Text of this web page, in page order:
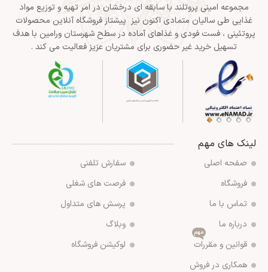
مجموعه امینی پروتلند با سابقه ای درخشان در امر تهیه و توزیع مواد
غذایی طی سالیان متمادی اکنون نیز پیشتاز فروشگاه آنلاین محصولات
پروتئینی ، فست فودی و غذاهای آماده در سطح شهرستان ورامین با هدف
تسهیل خرید غیر حضوری برای مشتریان عزیز فعالیت می کند .
لینک های مهم
صفحه اصلی
فروشگاه
تماس با ما
درباره ما
قوانین و مقررات
مهم
همکاری در فروش
سفارش تلفنی
فرصت های شغلی
پرسش های متداول
وبلاگ
لوکیشن فروشگاه